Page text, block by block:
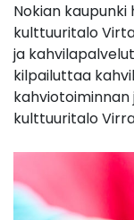
Nokian
kulttuuritalo
ja
kilpailuttaa
kulttuuritalo